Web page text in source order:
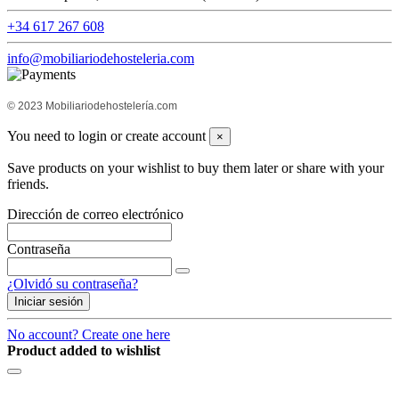
+34 617 267 608
info@mobiliariodehosteleria.com
© 2023 Mobiliariodehostelería.com
You need to login or create account ×
Save products on your wishlist to buy them later or share with your
friends.
Dirección de correo electrónico
Contraseña
¿Olvidó su contraseña?
Iniciar sesión
No account? Create one here
Product added to wishlist